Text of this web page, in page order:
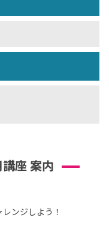
座 案内
ンジしよう！